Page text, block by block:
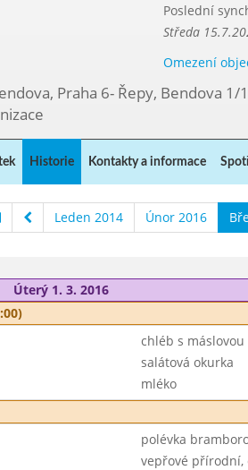
Poslední
Středa
Omezení
Praha 6- Řepy, Bendova 1/
Historie Kontakty a informace
Leden 2014 Únor 2016
Úterý 1. 3. 2016
chléb s máslovou
salátová okurka
mléko
polévka
vepřové přírodní,